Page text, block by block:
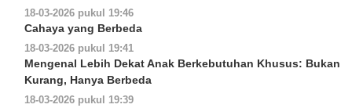
18-03-2026 pukul 19:46
Cahaya yang Berbeda
18-03-2026 pukul 19:41
Mengenal Lebih Dekat Anak Berkebutuhan Khusus: Bukan
Kurang, Hanya Berbeda
18-03-2026 pukul 19:39